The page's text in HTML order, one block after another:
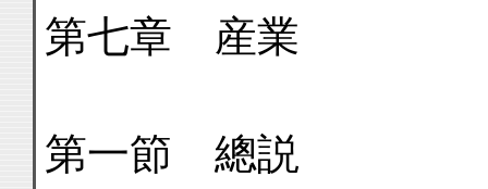
第七章 産業
第一節 總説